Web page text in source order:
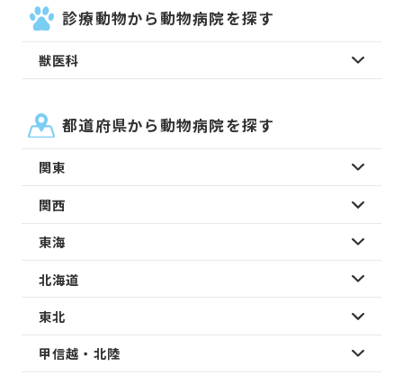
診療動物から動物病院を探す
獣医科
都道府県から動物病院を探す
関東
関西
東海
北海道
東北
甲信越・北陸